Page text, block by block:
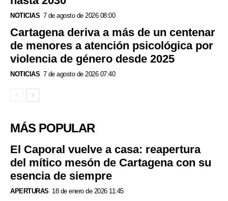
NOTICIAS 7 de agosto de 2026 08:00
Cartagena deriva a más de un centenar
de menores a atención psicológica por
violencia de género desde 2025
NOTICIAS 7 de agosto de 2026 07:40
MÁS POPULAR
El Caporal vuelve a casa: reapertura
del mítico mesón de Cartagena con su
esencia de siempre
APERTURAS 18 de enero de 2026 11:45